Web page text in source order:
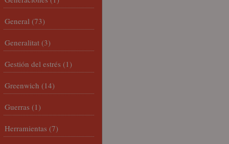
General (73)
Generalitat (3)
Gestión del estrés (1)
Greenwich (14)
Guerras (1)
Herramientas (7)